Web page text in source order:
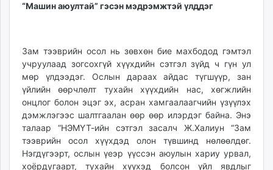
“Машин аюултай” гэсэн мэдрэмжтэй үлддэг
Зам тээврийн осол нь зөвхөн бие махбодод гэмтэл
учруулаад зогсохгүй хүүхдийн сэтгэл зүйд ч гүн ул
мөр үлдээдэг. Ослын дараах айдас түгшүүр, зан
үйлийн өөрчлөлт тухайн хүүхдийн нас, хөгжлийн
онцлог болон эцэг эх, асран хамгаалаагчийн үзүүлэх
дэмжлэгээс шалтгаалан өөр өөр илэрдэг байна. Энэ
талаар “НЭМҮТ-ийн сэтгэл засалч Ж.Халиун “Зам
тээврийн осол хүүхдэд олон түвшинд нөлөөлдөг.
Нэгдүгээрт, ослын үеэр үүссэн аюулын хариу урвал,
хоёрдугаарт, тухайн хүүхэд болсон үйл явдлыг